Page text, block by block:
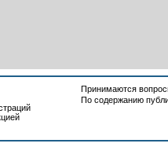
Принимаются
По содержанию